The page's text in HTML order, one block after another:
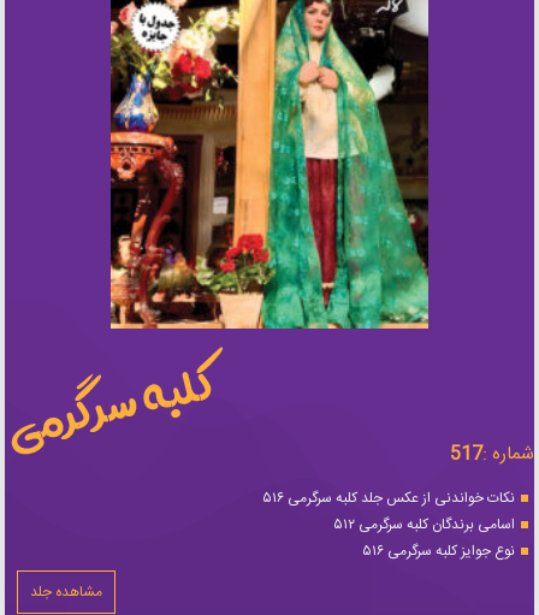
شماره :517
نکات خواندنی از عکس جلد کلبه سرگرمی ۵۱۶
اسامی برندگان کلبه سرگرمی ۵۱۲
نوع جوایز کلبه سرگرمی ۵۱۶
مشاهده جلد